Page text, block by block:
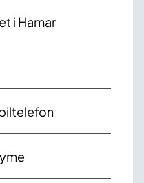
i Hamar